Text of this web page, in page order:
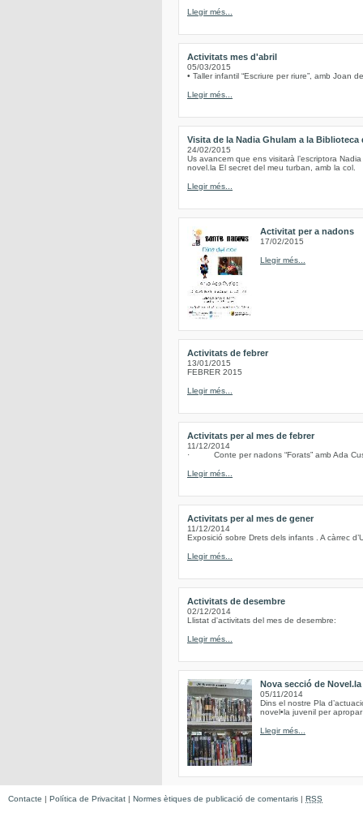
Llegir més...
Activitats mes d'abril
05/03/2015
• Taller infantil “Escriure per riure”, amb Joan
Llegir més...
Visita de la Nadia Ghulam a la Biblioteca
24/02/2015
Us avancem que ens visitarà l’escriptora
novel.la El secret del meu turban, amb la col.
Llegir més...
Activitat per a nadons
17/02/2015
Llegir més...
Activitats de febrer
13/01/2015
FEBRER 2015
Llegir més...
Activitats per al mes de febrer
11/12/2014
· Conte per nadons “Forats” amb Ada
Llegir més...
Activitats per al mes de gener
11/12/2014
Exposició sobre Drets dels infants . A càrrec
Llegir més...
Activitats de desembre
02/12/2014
Llistat d'activitats del mes de desembre:
Llegir més...
Nova secció de
05/11/2014
Dins el nostre Pla
novel•la juvenil per
Llegir més...
Contacte | Política de Privacitat | Normes ètiques de publicació de comentaris | RSS